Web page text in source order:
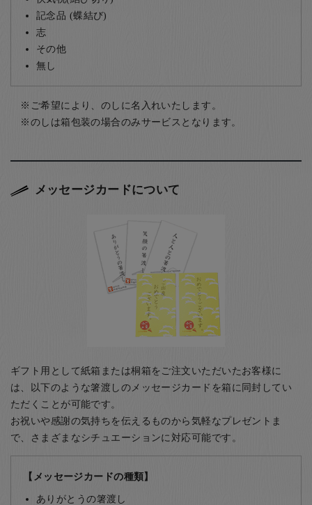
記念品 (蝶結び)
志
その他
無し
ご希望により、のしに名入れいたします。
のしは箱包装の場合のみサービスとなります。
メッセージカードについて
ギフト用として紙箱または桐箱をご注文いただいたお客様に
は、以下のような箸渡しのメッセージカードを箱に同封してい
ただくことが可能です。
お祝いや感謝の気持ちを伝えるものから気軽なプレゼントま
で、さまざまなシチュエーションに対応可能です。
【メッセージカードの種類】
ありがとうの箸渡し